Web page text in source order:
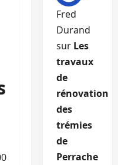
Fred
Durand
sur Les
travaux
de
rénovation
des
trémies
de
Perrache